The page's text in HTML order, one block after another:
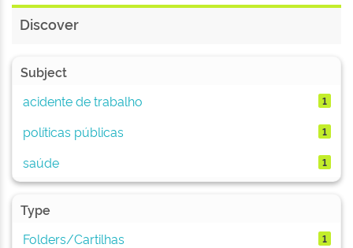
Discover
Subject
acidente de trabalho
1
políticas públicas 1
saúde 1
Type
Folders/Cartilhas
1